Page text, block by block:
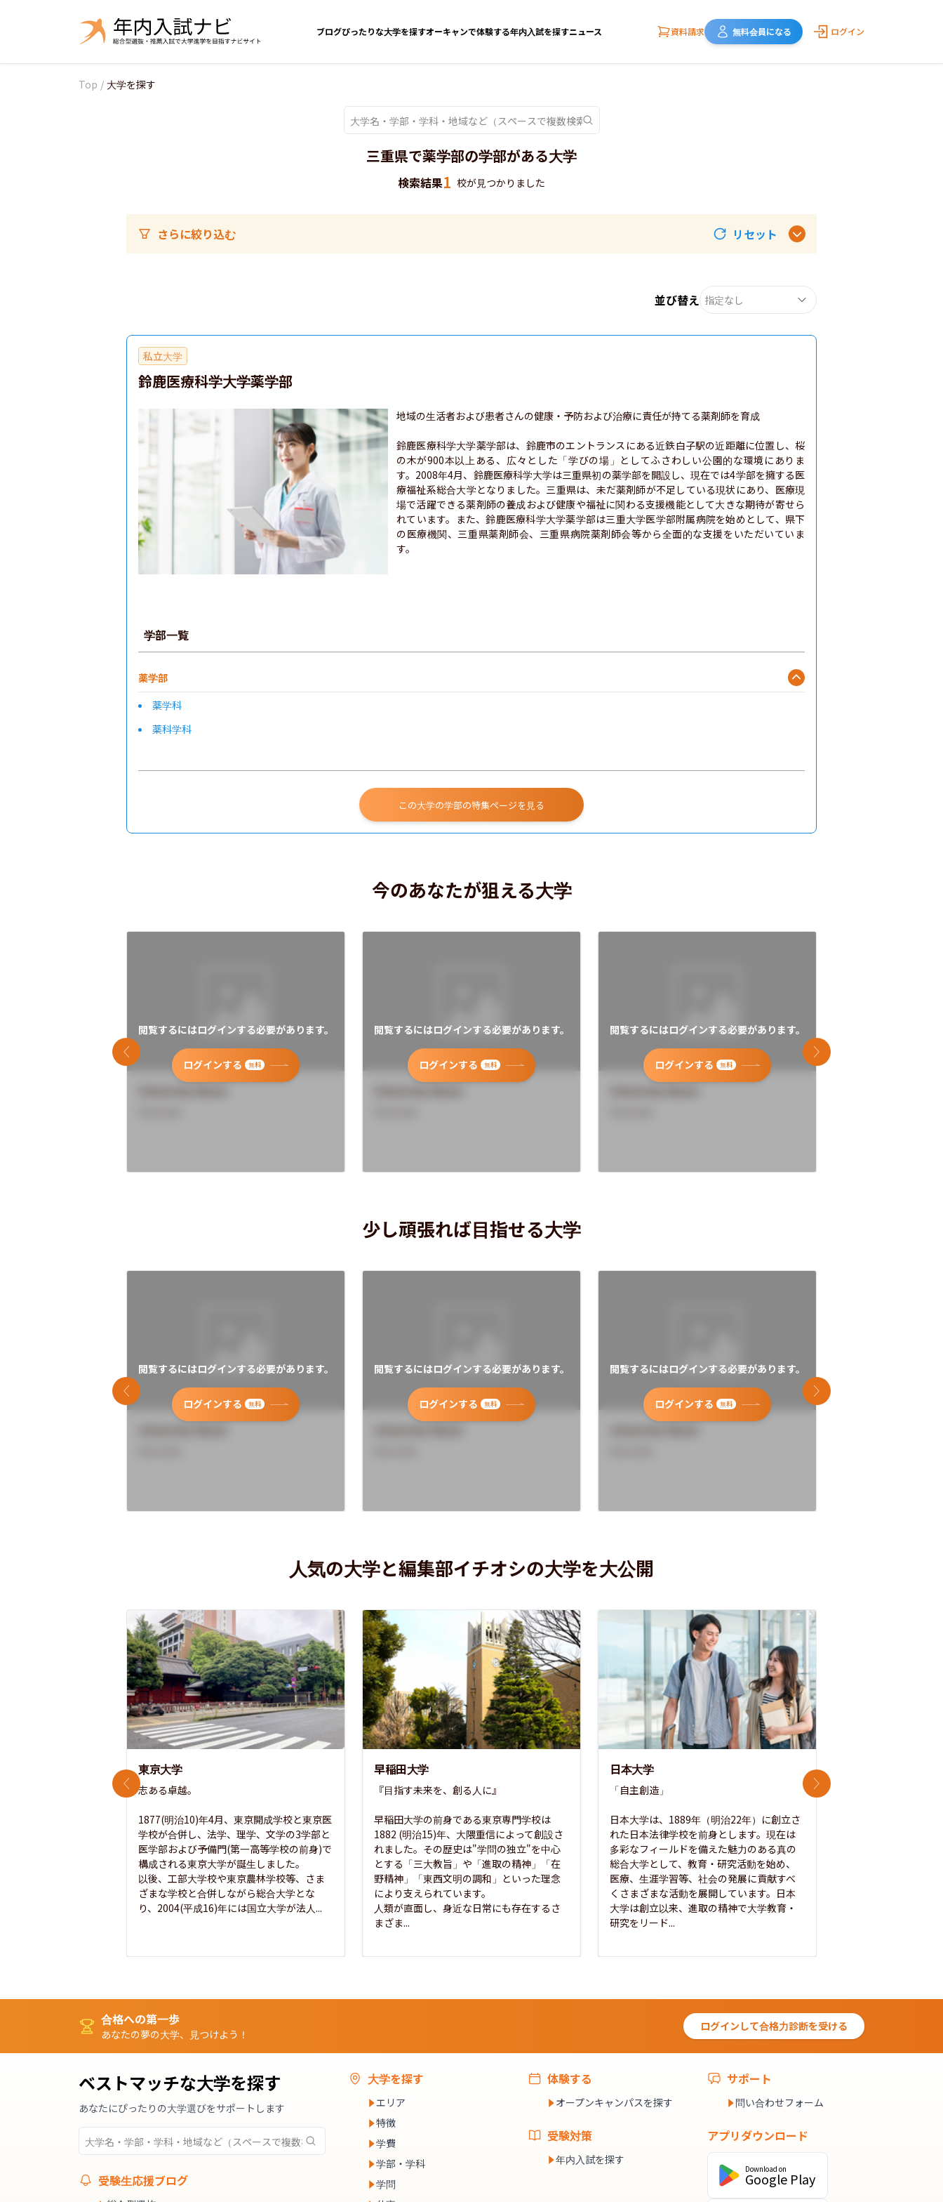
ブログぴったりな大学を探すオーキャンで体験する年内入試を探すニュース 資料請求 無料会員になる ログイン
Top / 大学を探す
三重県で薬学部の学部がある大学
検索結果1 校が見つかりました
さらに絞り込む リセット
並び替え 指定なし
私立大学
鈴鹿医療科学大学薬学部
地域の生活者および患者さんの健康・予防および治療に責任が持てる薬剤師を育成
鈴鹿医療科学大学薬学部は、鈴鹿市のエントランスにある近鉄白子駅の近距離に位置し、桜
の木が900本以上ある、広々とした「学びの場」としてふさわしい公園的な環境にありま
す。2008年4月、鈴鹿医療科学大学は三重県初の薬学部を開設し、現在では4学部を擁する医
療福祉系総合大学となりました。三重県は、未だ薬剤師が不足している現状にあり、医療現
場で活躍できる薬剤師の養成および健康や福祉に関わる支援機能として大きな期待が寄せら
れています。また、鈴鹿医療科学大学薬学部は三重大学医学部附属病院を始めとして、県下
の医療機関、三重県薬剤師会、三重県病院薬剤師会等から全面的な支援をいただいていま
す。
学部一覧
薬学部
薬学科
薬科学科
この大学の学部の特集ページを見る
今のあなたが狙える大学
閲覧するにはログインする必要があります。
ログインする 無料
閲覧するにはログインする必要があります。
ログインする 無料
閲覧するにはログインする必要があります。
ログインする 無料
前のスライド 次のスライド
少し頑張れば目指せる大学
閲覧するにはログインする必要があります。
ログインする 無料
閲覧するにはログインする必要があります。
ログインする 無料
閲覧するにはログインする必要があります。
ログインする 無料
前のスライド 次のスライド
人気の大学と編集部イチオシの大学を大公開
東京大学
志ある卓越。
1877(明治10)年4月、東京開成学校と東京医
学校が合併し、法学、理学、文学の3学部と
医学部および予備門(第一高等学校の前身)で
構成される東京大学が誕生しました。
以後、工部大学校や東京農林学校等、さま
ざまな学校と合併しながら総合大学とな
り、2004(平成16)年には国立大学が法人...
早稲田大学
『目指す未来を、創る人に』
早稲田大学の前身である東京専門学校は
1882 (明治15)年、大隈重信によって創設さ
れました。その歴史は"学問の独立"を中心
とする「三大教旨」や「進取の精神」「在
野精神」「東西文明の調和」といった理念
により支えられています。
人類が直面し、身近な日常にも存在するさ
まざま...
日本大学
「自主創造」
日本大学は、1889年（明治22年）に創立さ
れた日本法律学校を前身とします。現在は
多彩なフィールドを備えた魅力のある真の
総合大学として、教育・研究活動を始め、
医療、生涯学習等、社会の発展に貢献すべ
くさまざまな活動を展開しています。日本
大学は創立以来、進取の精神で大学教育・
研究をリード...
前のスライド 次のスライド
合格への第一歩
あなたの夢の大学、見つけよう！
ログインして合格力診断を受ける
ベストマッチな大学を探す
あなたにぴったりの大学選びをサポートします
受験生応援ブログ
大学を探す
エリア
特徴
学費
学部・学科
学問
体験する
オープンキャンパスを探す
受験対策
年内入試を探す
サポート
問い合わせフォーム
アプリダウンロード
Download on
Google Play